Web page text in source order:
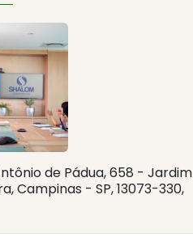
de Pádua, 658 - Jardim
Campinas - SP, 13073-330,